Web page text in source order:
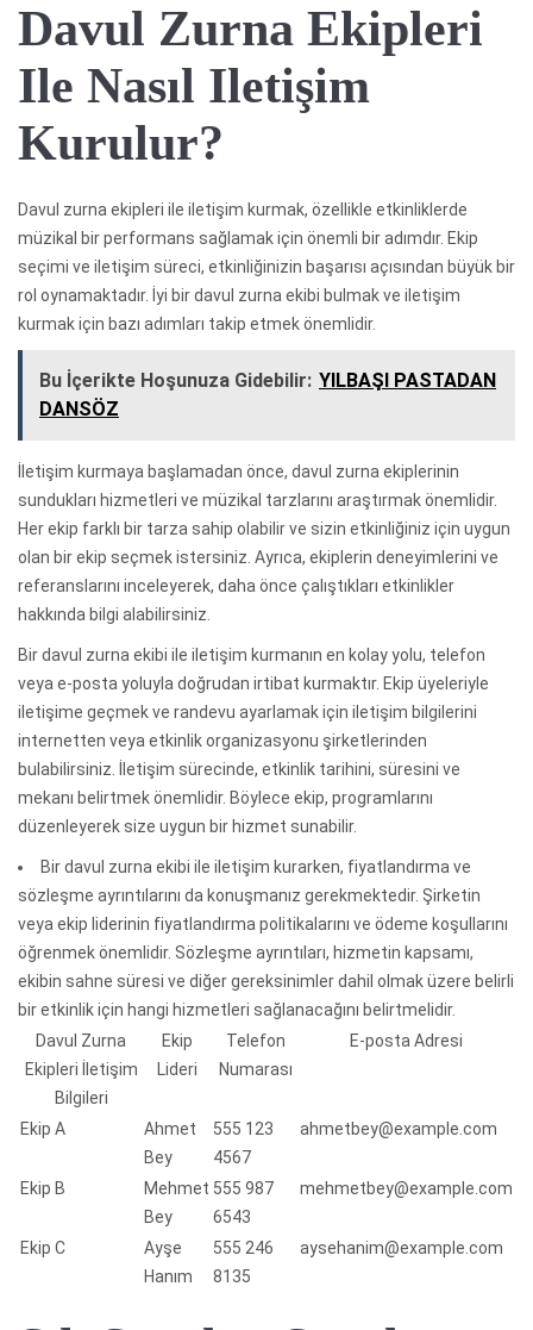
Davul Zurna Ekipleri
Ile Nasıl Iletişim
Kurulur?
Davul zurna ekipleri ile iletişim kurmak, özellikle etkinliklerde
müzikal bir performans sağlamak için önemli bir adımdır. Ekip
seçimi ve iletişim süreci, etkinliğinizin başarısı açısından büyük bir
rol oynamaktadır. İyi bir davul zurna ekibi bulmak ve iletişim
kurmak için bazı adımları takip etmek önemlidir.
Bu İçerikte Hoşunuza Gidebilir: YILBAŞI PASTADAN
DANSÖZ
İletişim kurmaya başlamadan önce, davul zurna ekiplerinin
sundukları hizmetleri ve müzikal tarzlarını araştırmak önemlidir.
Her ekip farklı bir tarza sahip olabilir ve sizin etkinliğiniz için uygun
olan bir ekip seçmek istersiniz. Ayrıca, ekiplerin deneyimlerini ve
referanslarını inceleyerek, daha önce çalıştıkları etkinlikler
hakkında bilgi alabilirsiniz.
Bir davul zurna ekibi ile iletişim kurmanın en kolay yolu, telefon
veya e-posta yoluyla doğrudan irtibat kurmaktır. Ekip üyeleriyle
iletişime geçmek ve randevu ayarlamak için iletişim bilgilerini
internetten veya etkinlik organizasyonu şirketlerinden
bulabilirsiniz. İletişim sürecinde, etkinlik tarihini, süresini ve
mekanı belirtmek önemlidir. Böylece ekip, programlarını
düzenleyerek size uygun bir hizmet sunabilir.
Bir davul zurna ekibi ile iletişim kurarken, fiyatlandırma ve
sözleşme ayrıntılarını da konuşmanız gerekmektedir. Şirketin
veya ekip liderinin fiyatlandırma politikalarını ve ödeme koşullarını
öğrenmek önemlidir. Sözleşme ayrıntıları, hizmetin kapsamı,
ekibin sahne süresi ve diğer gereksinimler dahil olmak üzere belirli
bir etkinlik için hangi hizmetleri sağlanacağını belirtmelidir.
Davul Zurna
Ekipleri İletişim
Bilgileri
Ekip
Lideri
Telefon
Numarası
E-posta Adresi
Ekip A
Ahmet
Bey
555 123
4567
ahmetbey@example.com
Ekip B
Mehmet
Bey
555 987
6543
mehmetbey@example.com
Ekip C
Ayşe
Hanım
555 246
8135
aysehanim@example.com